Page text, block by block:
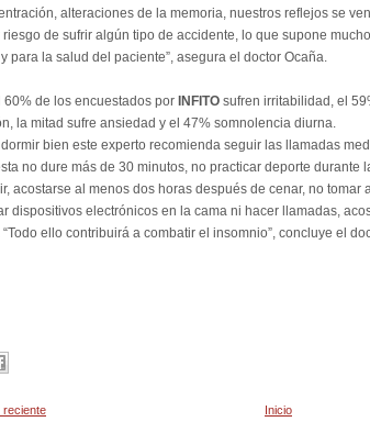
alteraciones de la memoria, nuestros reflejos se
riesgo de sufrir algún tipo de accidente, lo que supone
para la salud del paciente”, asegura el doctor Ocaña.
60% de los encuestados por INFITO sufren irritabilidad, el
la mitad sufre ansiedad y el 47% somnolencia diurna.
dormir bien este experto recomienda seguir las llamadas
no dure más de 30 minutos, no practicar deporte durante
acostarse al menos dos horas después de cenar, no tomar
dispositivos electrónicos en la cama ni hacer llamadas,
“Todo ello contribuirá a combatir el insomnio”, concluye el
reciente Inicio